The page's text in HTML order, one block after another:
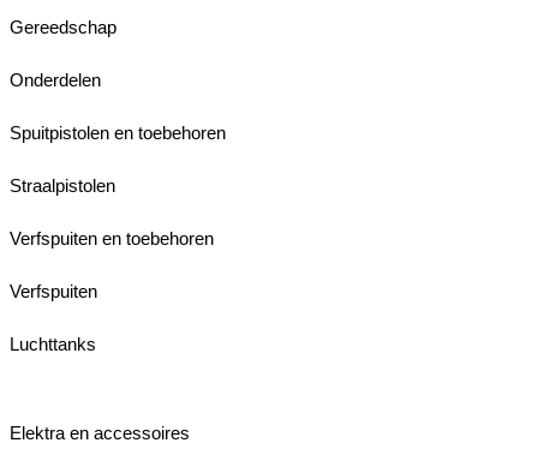
Gereedschap
Onderdelen
Spuitpistolen en toebehoren
Straalpistolen
Verfspuiten en toebehoren
Verfspuiten
Luchttanks
Elektra en accessoires